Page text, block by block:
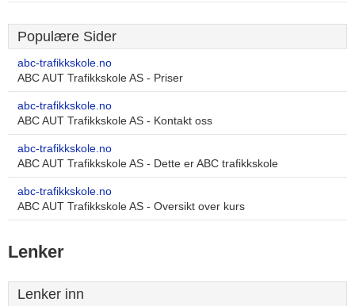
Populære Sider
abc-trafikkskole.no
ABC AUT Trafikkskole AS - Priser
abc-trafikkskole.no
ABC AUT Trafikkskole AS - Kontakt oss
abc-trafikkskole.no
ABC AUT Trafikkskole AS - Dette er ABC trafikkskole
abc-trafikkskole.no
ABC AUT Trafikkskole AS - Oversikt over kurs
Lenker
Lenker inn